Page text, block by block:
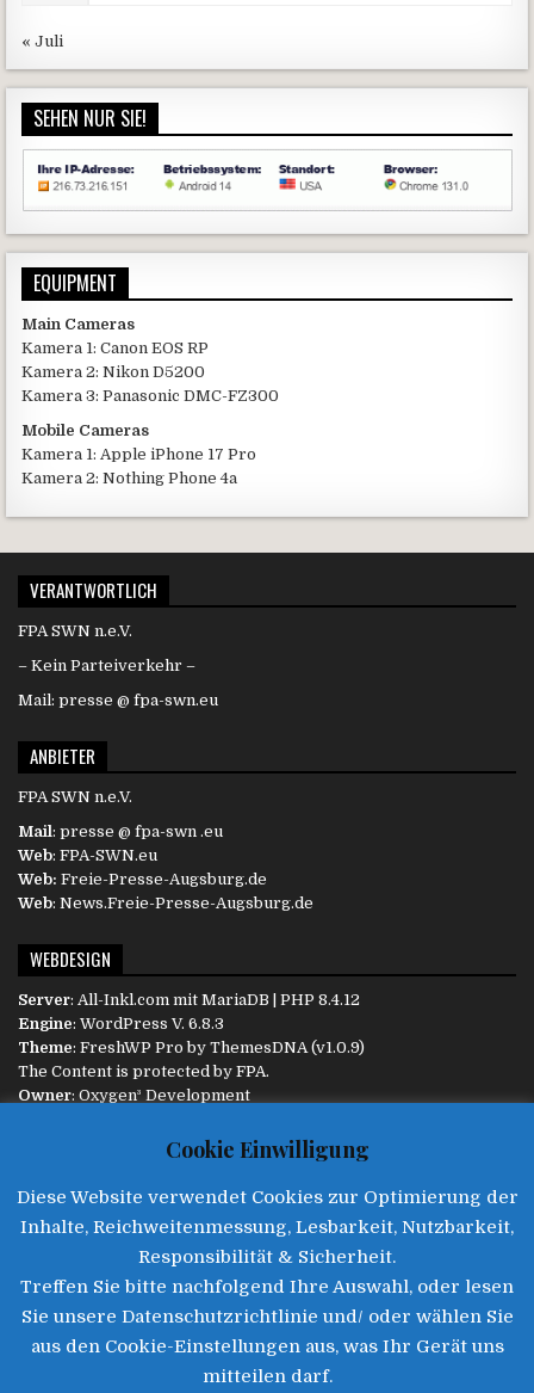
« Juli
SEHEN NUR SIE!
EQUIPMENT
Main Cameras
Kamera 1: Canon EOS RP
Kamera 2: Nikon D5200
Kamera 3: Panasonic DMC-FZ300
Mobile Cameras
Kamera 1: Apple iPhone 17 Pro
Kamera 2: Nothing Phone 4a
VERANTWORTLICH
FPA SWN n.e.V.
– Kein Parteiverkehr –
Mail: presse @ fpa-swn.eu
ANBIETER
FPA SWN n.e.V.
Mail: presse @ fpa-swn .eu
Web: FPA-SWN.eu
Web: Freie-Presse-Augsburg.de
Web: News.Freie-Presse-Augsburg.de
WEBDESIGN
Server: All-Inkl.com mit MariaDB | PHP 8.4.12
Engine: WordPress V. 6.8.3
Theme: FreshWP Pro by ThemesDNA(v1.0.9)
The Content is protected by FPA.
Owner: Oxygen³ Development
INFORMATIONEN
Impressum | Datenschutz|Disclaimer | Kontakt
Cookie Einwilligung
Diese Website verwendet Cookies zur Optimierung der
Inhalte, Reichweitenmessung, Lesbarkeit, Nutzbarkeit,
Responsibilität & Sicherheit.
Treffen Sie bitte nachfolgend Ihre Auswahl, oder lesen
Sie unsere Datenschutzrichtlinie und/ oder wählen Sie
aus den Cookie-Einstellungen aus, was Ihr Gerät uns
mitteilen darf.